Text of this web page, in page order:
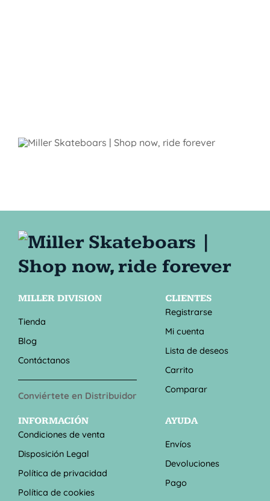
MILLER DIVISION
Tienda
Blog
Contáctanos
Conviértete en Distribuidor
CLIENTES
Registrarse
Mi cuenta
Lista de deseos
Carrito
Comparar
INFORMACIÓN
Condiciones de venta
Disposición Legal
Política de privacidad
Política de cookies
AYUDA
Envíos
Devoluciones
Pago